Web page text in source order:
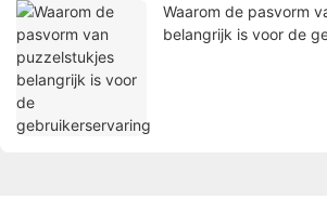
Waarom de pasvorm
belangrijk is voor de